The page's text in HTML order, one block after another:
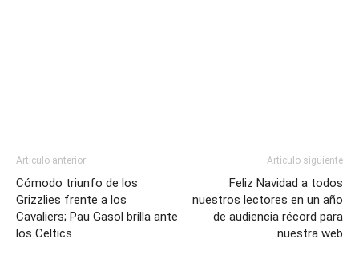
Artículo anterior
Cómodo triunfo de los
Grizzlies frente a los
Cavaliers; Pau Gasol brilla ante
los Celtics
Artículo siguiente
Feliz Navidad a todos
nuestros lectores en un año
de audiencia récord para
nuestra web